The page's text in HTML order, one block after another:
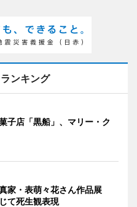
ンキング
子店「黒船」、マリー・ク
家・表萌々花さん作品展
て死生観表現